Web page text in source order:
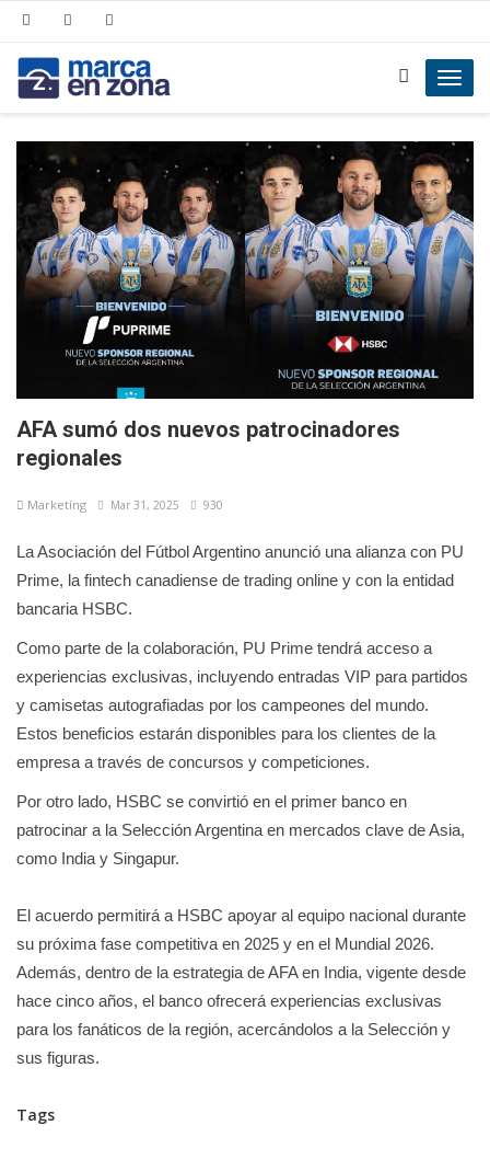
AFA sumó dos nuevos patrocinadores
regionales
Marketíng Mar 31, 2025 930
La Asociación del Fútbol Argentino anunció una alianza con PU
Prime, la fintech canadiense de trading online y con la entidad
bancaria HSBC.
Como parte de la colaboración, PU Prime tendrá acceso a
experiencias exclusivas, incluyendo entradas VIP para partidos
y camisetas autografiadas por los campeones del mundo.
Estos beneficios estarán disponibles para los clientes de la
empresa a través de concursos y competiciones.
Por otro lado, HSBC se convirtió en el primer banco en
patrocinar a la Selección Argentina en mercados clave de Asia,
como India y Singapur.
El acuerdo permitirá a HSBC apoyar al equipo nacional durante
su próxima fase competitiva en 2025 y en el Mundial 2026.
Además, dentro de la estrategia de AFA en India, vigente desde
hace cinco años, el banco ofrecerá experiencias exclusivas
para los fanáticos de la región, acercándolos a la Selección y
sus figuras.
Tags